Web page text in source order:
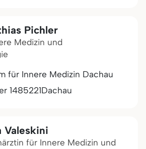
Pichler
Medizin und
für Innere Medizin Dachau
1485221Dachau
Valeskini
für Innere Medizin und